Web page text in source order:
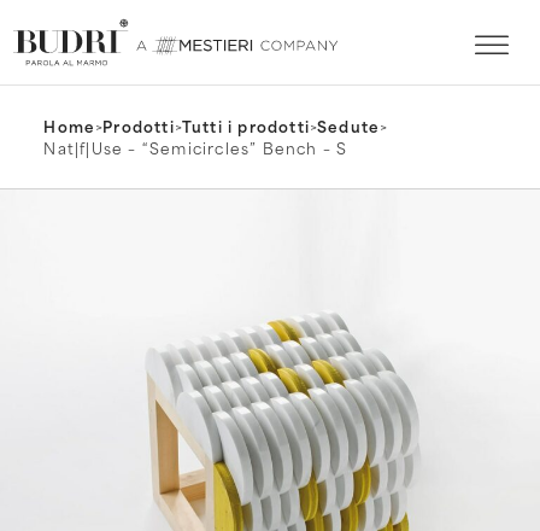
Home>Prodotti>Tutti i prodotti>Sedute>
Nat|f|Use – “Semicircles” Bench – S